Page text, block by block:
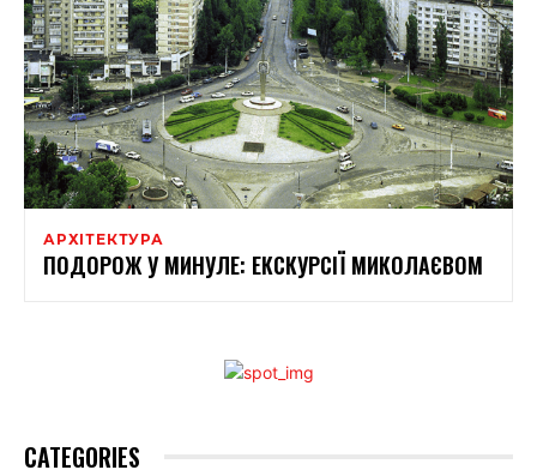
АРХІТЕКТУРА
ПОДОРОЖ У МИНУЛЕ: ЕКСКУРСІЇ МИКОЛАЄВОМ
CATEGORIES